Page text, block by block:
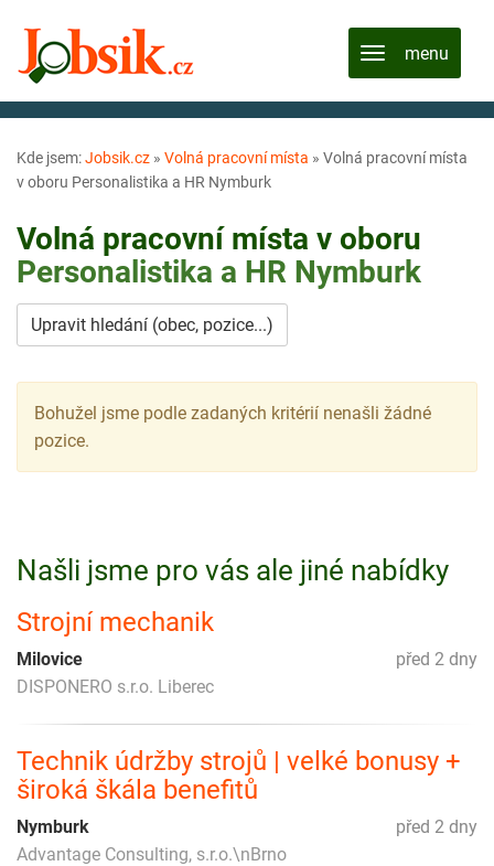
Kde jsem:Jobsik.cz » Volná pracovní místa » Volná pracovní místa
v oboru Personalistika a HR Nymburk
Volná pracovní místa v oboru
Personalistika a HR Nymburk
Upravit hledání (obec, pozice...)
Bohužel jsme podle zadaných kritérií nenašli žádné
pozice.
Našli jsme pro vás ale jiné nabídky
Strojní mechanik
před 2 dny
Milovice
DISPONERO s.r.o. Liberec
Technik údržby strojů | velké bonusy +
široká škála benefitů
před 2 dny
Nymburk
Advantage Consulting, s.r.o.\nBrno